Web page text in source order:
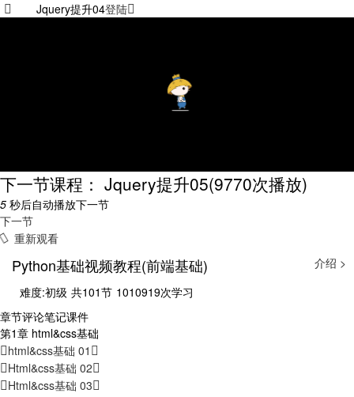
Jquery提升04登陆
下一节课程： Jquery提升05(9770次播放)
5 秒后自动播放下一节
下一节
重新观看
介绍 >
Python基础视频教程(前端基础)
难度:初级 共101节 1010919次学习
章节评论笔记课件
第1章 html&css基础
html&css基础 01
Html&css基础 02
Html&css基础 03